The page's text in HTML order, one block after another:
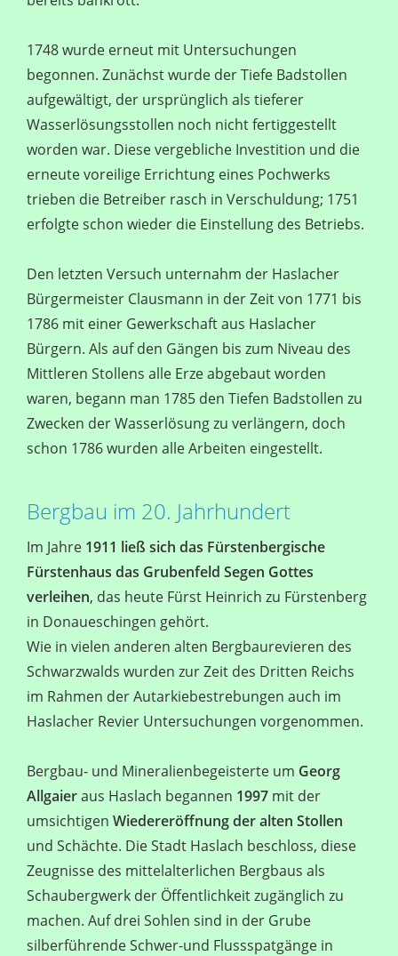
1748 wurde erneut mit Untersuchungen
begonnen. Zunächst wurde der Tiefe Badstollen
aufgewältigt, der ursprünglich als tieferer
Wasserlösungsstollen noch nicht fertiggestellt
worden war. Diese vergebliche Investition und die
erneute voreilige Errichtung eines Pochwerks
trieben die Betreiber rasch in Verschuldung; 1751
erfolgte schon wieder die Einstellung des Betriebs.
Den letzten Versuch unternahm der Haslacher
Bürgermeister Clausmann in der Zeit von 1771 bis
1786 mit einer Gewerkschaft aus Haslacher
Bürgern. Als auf den Gängen bis zum Niveau des
Mittleren Stollens alle Erze abgebaut worden
waren, begann man 1785 den Tiefen Badstollen zu
Zwecken der Wasserlösung zu verlängern, doch
schon 1786 wurden alle Arbeiten eingestellt.
Bergbau im 20. Jahrhundert
Im Jahre 1911 ließ sich das Fürstenbergische
Fürstenhaus das Grubenfeld Segen Gottes
verleihen, das heute Fürst Heinrich zu Fürstenberg
in Donaueschingen gehört.
Wie in vielen anderen alten Bergbaurevieren des
Schwarzwalds wurden zur Zeit des Dritten Reichs
im Rahmen der Autarkiebestrebungen auch im
Haslacher Revier Untersuchungen vorgenommen.
Bergbau- und Mineralienbegeisterte um Georg
Allgaieraus Haslach begannen 1997 mit der
umsichtigen Wiedereröffnung der alten Stollen
und Schächte. Die Stadt Haslach beschloss, diese
Zeugnisse des mittelalterlichen Bergbaus als
Schaubergwerk der Öffentlichkeit zugänglich zu
machen. Auf drei Sohlen sind in der Grube
silberführende Schwer-und Flussspatgänge in